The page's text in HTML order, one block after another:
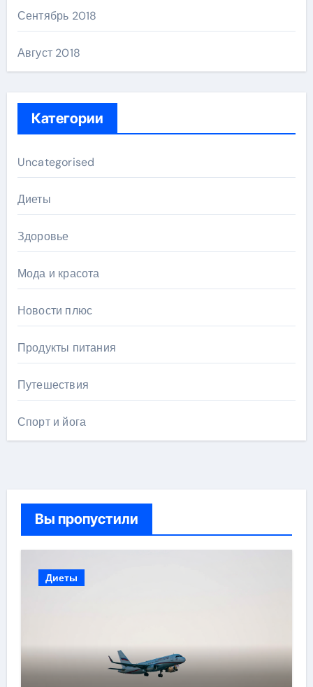
Сентябрь 2018
Август 2018
Категории
Uncategorised
Диеты
Здоровье
Мода и красота
Новости плюс
Продукты питания
Путешествия
Спорт и йога
Вы пропустили
Диеты